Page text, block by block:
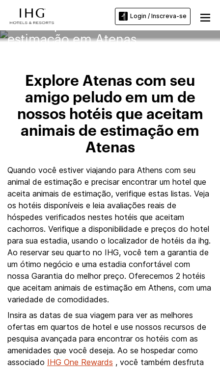
Login / Inscreva-se
Hotéis que aceitam animais de
estimação em Atenas
Explore Atenas com seu
amigo peludo em um de
nossos hotéis que aceitam
animais de estimação em
Atenas
Quando você estiver viajando para Athens com seu
animal de estimação e precisar encontrar um hotel que
aceita animais de estimação, verifique estas listas. Veja
os hotéis disponíveis e leia avaliações reais de
hóspedes verificados nestes hotéis que aceitam
cachorros. Verifique a disponibilidade e preços do hotel
para sua estadia, usando o localizador de hotéis da ihg.
Ao reservar seu quarto no IHG, você tem a garantia de
um ótimo negócio e uma estadia confortável com
nossa Garantia do melhor preço. Oferecemos 2 hotéis
que aceitam animais de estimação em Athens, com uma
variedade de comodidades.
Insira as datas de sua viagem para ver as melhores
ofertas em quartos de hotel e use nossos recursos de
pesquisa avançada para encontrar os hotéis com as
amenidades que você deseja. Ao se hospedar como
associado IHG One Rewards , você também desfruta